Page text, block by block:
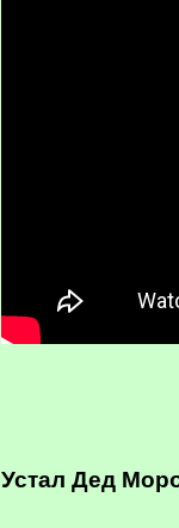
Устал Дед